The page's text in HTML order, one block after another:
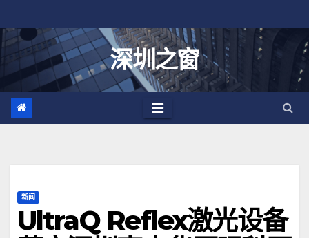
至
深圳之窗
新闻
UltraQ Reflex激光设备